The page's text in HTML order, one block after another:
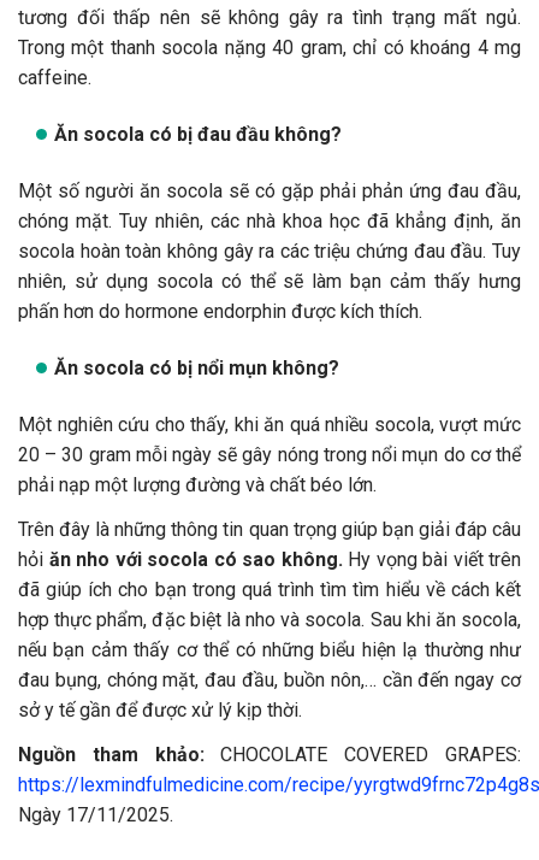
tương đối thấp nên sẽ không gây ra tình trạng mất ngủ.
Trong một thanh socola nặng 40 gram, chỉ có khoáng 4 mg
caffeine.
Ăn socola có bị đau đầu không?
Một số người ăn socola sẽ có gặp phải phản ứng đau đầu,
chóng mặt. Tuy nhiên, các nhà khoa học đã khẳng định, ăn
socola hoàn toàn không gây ra các triệu chứng đau đầu. Tuy
nhiên, sử dụng socola có thể sẽ làm bạn cảm thấy hưng
phấn hơn do hormone endorphin được kích thích.
Ăn socola có bị nổi mụn không?
Một nghiên cứu cho thấy, khi ăn quá nhiều socola, vượt mức
20 – 30 gram mỗi ngày sẽ gây nóng trong nổi mụn do cơ thể
phải nạp một lượng đường và chất béo lớn.
Trên đây là những thông tin quan trọng giúp bạn giải đáp câu
hỏi ăn nho với socola có sao không.Hy vọng bài viết trên
đã giúp ích cho bạn trong quá trình tìm tìm hiểu về cách kết
hợp thực phẩm, đặc biệt là nho và socola. Sau khi ăn socola,
nếu bạn cảm thấy cơ thể có những biểu hiện lạ thường như
đau bụng, chóng mặt, đau đầu, buồn nôn,… cần đến ngay cơ
sở y tế gần để được xử lý kịp thời.
Nguồn tham khảo:CHOCOLATE COVERED GRAPES:
https://lexmindfulmedicine.com/recipe/
Ngày 17/11/2025.